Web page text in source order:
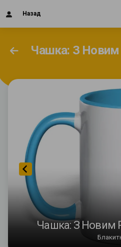
Назад
Чашка: З Новим
Чашка: З Новим